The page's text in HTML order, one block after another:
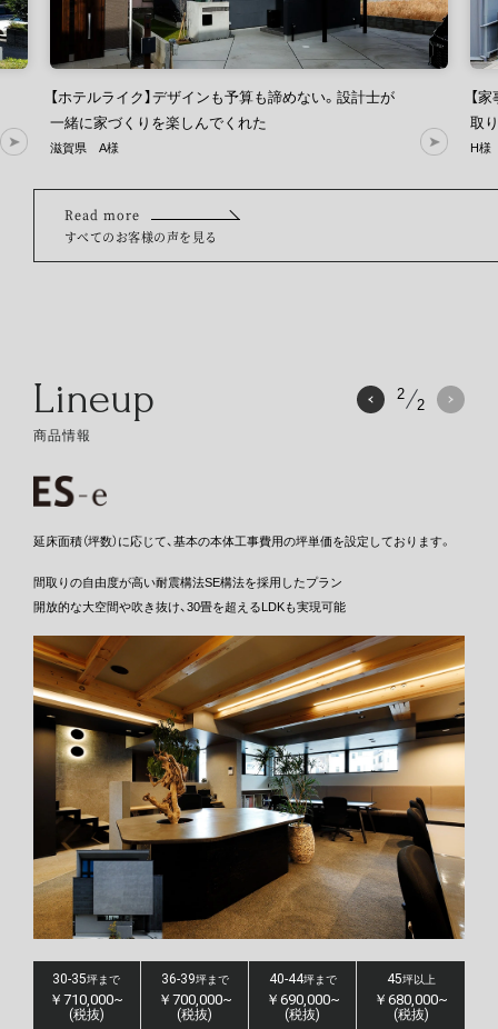
【ホテルライク】デザインも予算も諦めない。設計士が
一緒に家づくりを楽しんでくれた
滋賀県 A様
【
取
H様
Read more
すべてのお客様の声を見る
Lineup
商品情報
1
2
30-35坪まで
￥560,000~
(税抜)
36-39坪まで
￥550,000~
(税抜)
40-44坪まで
￥540,000~
(税抜)
45坪以上
￥530,000~
(税抜)
間取りの自由度が高い耐震構法SE構法を採用したプラン
開放的な大空間や吹き抜け、30畳を超えるLDKも実現可能
延床面積（坪数）に応じて、基本の本体工事費用の坪単価を設定しております。
30-35坪まで
￥710,000~
(税抜)
36-39坪まで
￥700,000~
(税抜)
40-44坪まで
￥690,000~
(税抜)
45坪以上
￥680,000~
(税抜)